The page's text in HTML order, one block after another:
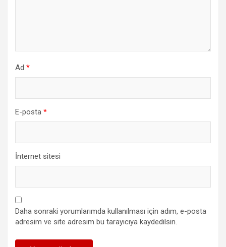
Ad *
E-posta *
İnternet sitesi
Daha sonraki yorumlarımda kullanılması için adım, e-posta
adresim ve site adresim bu tarayıcıya kaydedilsin.